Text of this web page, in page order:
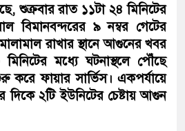
শুক্রবার রাত ১১টা ২৪ মিনিটের
বিমানবন্দরের ৯ নম্বর গেটের
রাখার স্থানে আগুনের খবর
মধ্যে ঘটনাস্থলে পৌঁছে
করে ফায়ার সার্ভিস। একপর্যায়ে
দিকে ২টি ইউনিটের চেষ্টায় আগুন